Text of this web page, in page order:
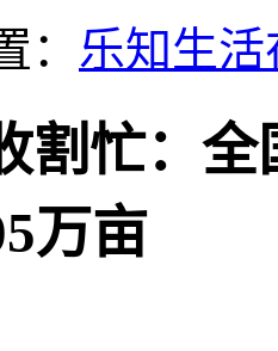
： 乐知生活
割忙：
万亩